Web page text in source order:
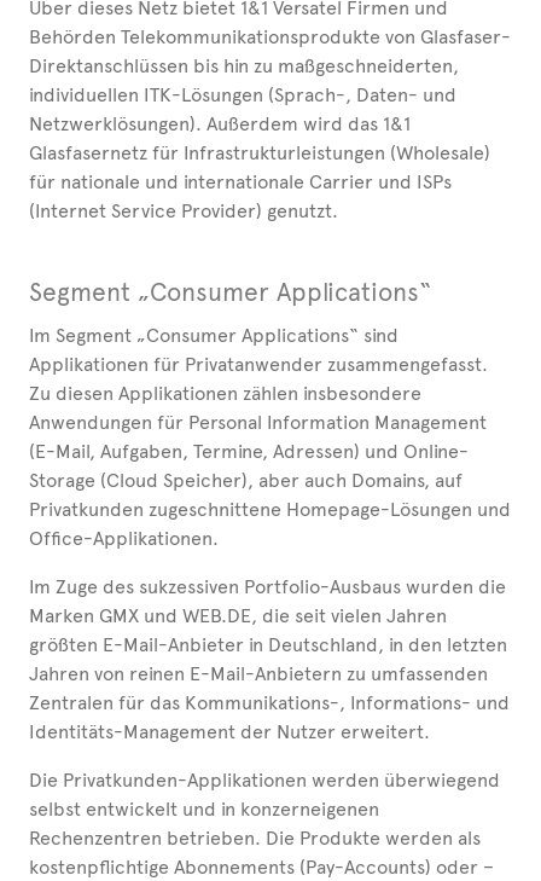
Über dieses Netz bietet 1&1 Versatel Firmen und
Behörden Telekommunikationsprodukte von Glasfaser-
Direktanschlüssen bis hin zu maßgeschneiderten,
individuellen ITK-Lösungen (Sprach-, Daten- und
Netzwerklösungen). Außerdem wird das 1&1
Glasfasernetz für Infrastrukturleistungen (Wholesale)
für nationale und internationale Carrier und ISPs
(Internet Service Provider) genutzt.
Segment „Consumer Applications“
Im Segment „Consumer Applications“ sind
Applikationen für Privatanwender zusammengefasst.
Zu diesen Applikationen zählen insbesondere
Anwendungen für Personal Information Management
(E-Mail, Aufgaben, Termine, Adressen) und Online-
Storage (Cloud Speicher), aber auch Domains, auf
Privatkunden zugeschnittene Homepage-Lösungen und
Office-Applikationen.
Im Zuge des sukzessiven Portfolio-Ausbaus wurden die
Marken GMX und WEB.DE, die seit vielen Jahren
größten E-Mail-Anbieter in Deutschland, in den letzten
Jahren von reinen E-Mail-Anbietern zu umfassenden
Zentralen für das Kommunikations-, Informations- und
Identitäts-Management der Nutzer erweitert.
Die Privatkunden-Applikationen werden überwiegend
selbst entwickelt und in konzerneigenen
Rechenzentren betrieben. Die Produkte werden als
kostenpflichtige Abonnements (Pay-Accounts) oder –